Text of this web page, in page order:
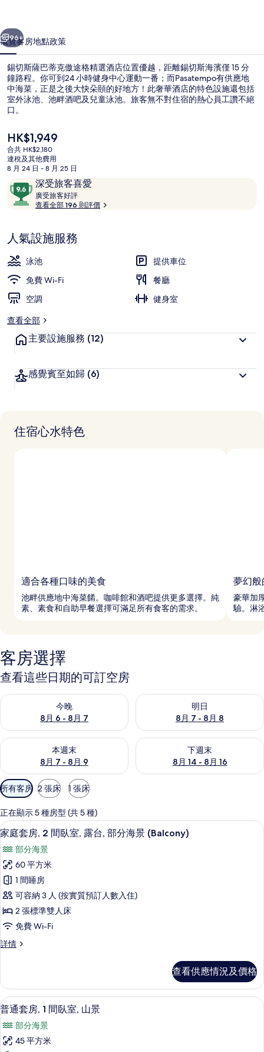
傲
途
格
精
選
酒
店
相
片
個 下一個
96+
概覽客房地點政策
錫切斯薩巴蒂克傲途格精選酒店位置優越，距離錫切斯海濱僅 15 分
鐘路程。你可到24 小時健身中心運動一番；而Pasatempo有供應地
中海菜，正是之後大快朵頤的好地方！此奢華酒店的特色設施還包括
室外泳池、池畔酒吧及兒童泳池。旅客無不對住宿的熱心員工讚不絕
口。
現
價
HK$1,949
HK$1,949
合共 HK$2,180
連稅及其他費用
8 月 24 日 - 8 月 25 日
評
價
深受旅客喜愛
9.6
分
(滿
為
10
分)，
深
受
旅
喜
愛
廣受旅客好評
受
查看全部 196 則評價
人氣設施服務
泳池
提供車位
免費 Wi-Fi
餐廳
空調
健身室
查看全部
主要設施服務 (12)
感覺賓至如歸 (6)
住宿心水特色
適合各種口味的美食
池畔供應地中海菜餚。咖啡館和酒吧提供更多選擇。純
素、素食和自助早餐選擇可滿足所有食客的需求。
夢幻般
豪華加
驗。淋
客房選擇
查看這些日期的可訂空房
今晚
8月 6 - 8月 7
查看今晚 8月 6 - 8月 7的可訂空房
明日
8月 7 - 8月 8
查看明日 8月 7 - 8月 8的可訂
本週末
8月 7 - 8月 9
查看本週末 8月 7 - 8月 9的可訂空房
下週末
8月 14 - 8月 16
查看下週末 8月 14 - 8月 16的
可
用
嘅
客
房
篩
選
條
件
所有客房 2 張床 1 張床
正在顯示 5 種房型 (共 5 種)
載
入
所
有
家
庭
套
房,
2
臥
室,
露
台,
部
1 間睡房、高級寢具、特厚豪華床墊、
5
家庭套房, 2 間臥室, 露台, 部分海景 (Balcony)
部分海景
60 平方米
1 間睡房
可容納 3 人 (按實質預訂人數入住)
2 張標準雙人床
免費 Wi-Fi
詳情
家
2
間
臥
室,
露
台,
部
查看供應情況及價格
載
入
所
有
1 間睡房、高級寢具、特厚豪華床墊、
5
普通套房, 1 間臥室, 山景
部分海景
45 平方米